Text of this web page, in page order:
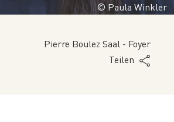
© Paula Winkler
Pierre Boulez Saal - Foyer
Teilen